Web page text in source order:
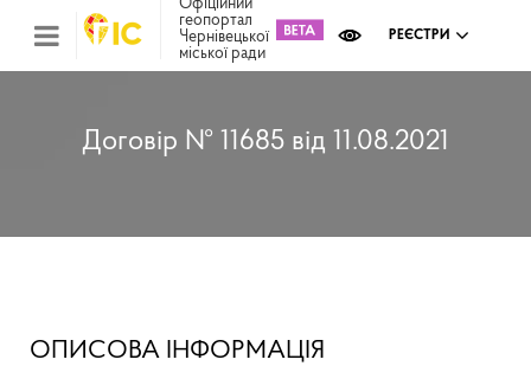
Офіційний
геопортал
Чернівецької
міської ради
РЕЄСТРИ
Договір № 11685 від 11.08.2021
ОПИСОВА ІНФОРМАЦІЯ